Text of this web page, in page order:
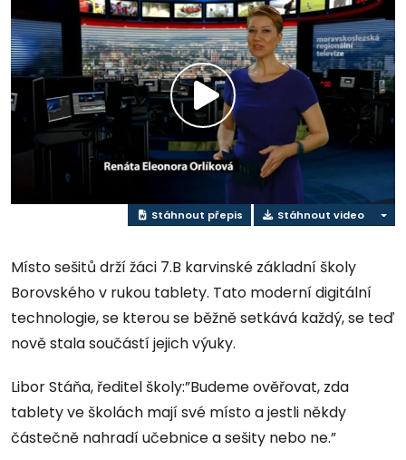
Přehrát
video
Stáhnout přepis Stáhnout video
Místo sešitů drží žáci 7.B karvinské základní školy
Borovského v rukou tablety. Tato moderní digitální
technologie, se kterou se běžně setkává každý, se teď
nově stala součástí jejich výuky.
Libor Stáňa, ředitel školy:”Budeme ověřovat, zda
tablety ve školách mají své místo a jestli někdy
částečně nahradí učebnice a sešity nebo ne.”